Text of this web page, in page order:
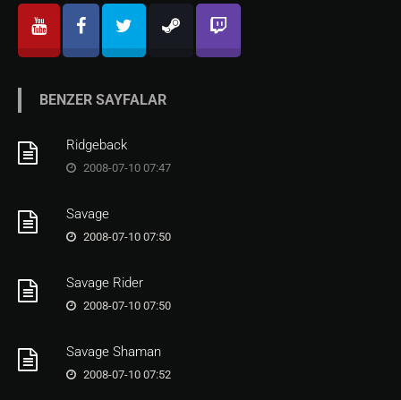
BENZER SAYFALAR
Ridgeback
2008-07-10 07:47
Savage
2008-07-10 07:50
Savage Rider
2008-07-10 07:50
Savage Shaman
2008-07-10 07:52